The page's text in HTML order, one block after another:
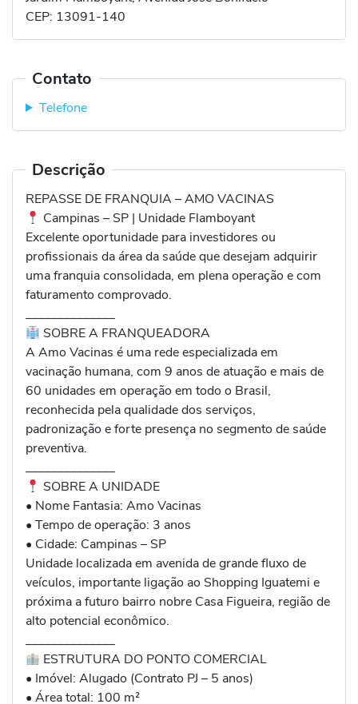
CEP: 13091-140
Contato
Telefone
Descrição
REPASSE DE FRANQUIA – AMO VACINAS
Campinas – SP | Unidade Flamboyant
Excelente oportunidade para investidores ou
profissionais da área da saúde que desejam adquirir
uma franquia consolidada, em plena operação e com
faturamento comprovado.
______________
SOBRE A FRANQUEADORA
A Amo Vacinas é uma rede especializada em
vacinação humana, com 9 anos de atuação e mais de
60 unidades em operação em todo o Brasil,
reconhecida pela qualidade dos serviços,
padronização e forte presença no segmento de saúde
preventiva.
______________
SOBRE A UNIDADE
• Nome Fantasia: Amo Vacinas
• Tempo de operação: 3 anos
• Cidade: Campinas – SP
Unidade localizada em avenida de grande fluxo de
veículos, importante ligação ao Shopping Iguatemi e
próxima a futuro bairro nobre Casa Figueira, região de
alto potencial econômico.
______________
ESTRUTURA DO PONTO COMERCIAL
• Imóvel: Alugado (Contrato PJ – 5 anos)
• Área total: 100 m²